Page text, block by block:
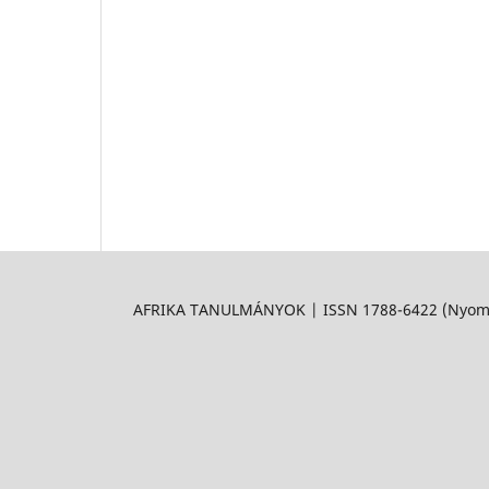
AFRIKA TANULMÁNYOK | ISSN 1788-6422